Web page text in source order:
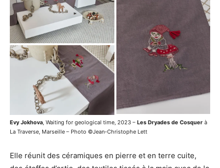
Evy Jokhova, Waiting for geological time, 2023 – Les Dryades de Cosquer à
La Traverse, Marseille – Photo ©Jean-Christophe Lett
Elle réunit des céramiques en pierre et en terre cuite,